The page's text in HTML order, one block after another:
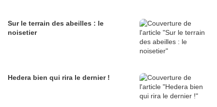
Sur le terrain des abeilles : le
noisetier
Hedera bien qui rira le dernier !